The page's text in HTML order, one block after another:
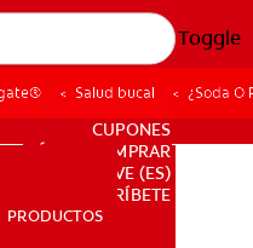
Toggle
PRODUCTOS
PARA PROFESIONALES
CUPONES
DÓNDE COMPRAR
VE (ES)
SUSCRÍBETE
PRODUCTOS
Salud bucal ¿Soda O